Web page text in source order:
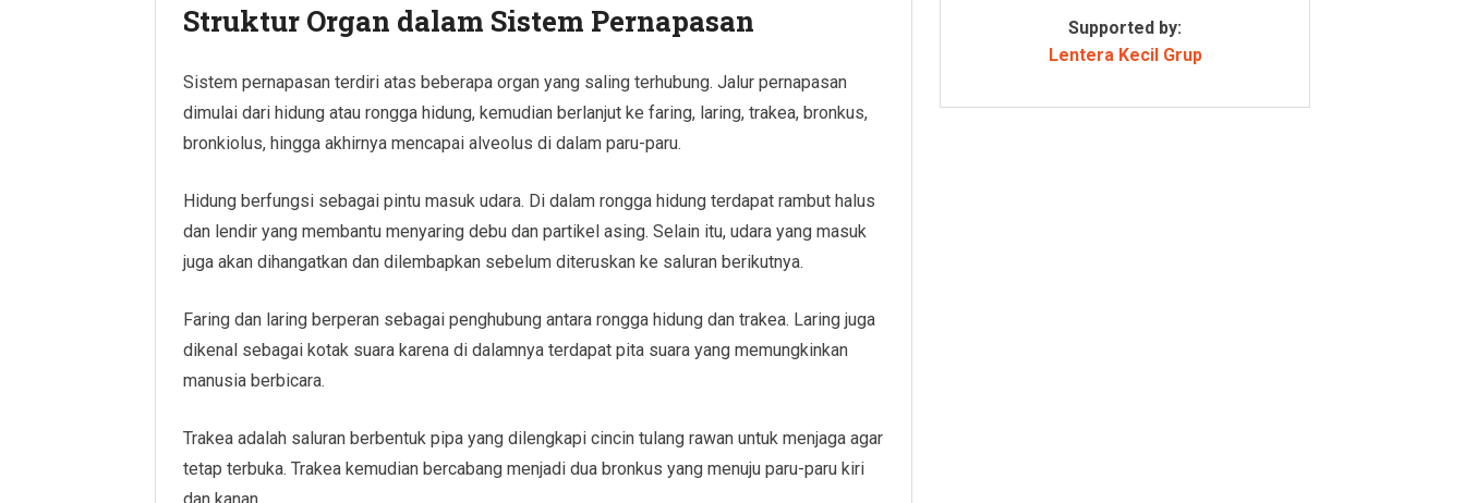
Struktur Organ dalam Sistem Pernapasan
Sistem pernapasan terdiri atas beberapa organ yang saling terhubung. Jalur pernapasan
dimulai dari hidung atau rongga hidung, kemudian berlanjut ke faring, laring, trakea, bronkus,
bronkiolus, hingga akhirnya mencapai alveolus di dalam paru-paru.
Hidung berfungsi sebagai pintu masuk udara. Di dalam rongga hidung terdapat rambut halus
dan lendir yang membantu menyaring debu dan partikel asing. Selain itu, udara yang masuk
juga akan dihangatkan dan dilembapkan sebelum diteruskan ke saluran berikutnya.
Faring dan laring berperan sebagai penghubung antara rongga hidung dan trakea. Laring juga
dikenal sebagai kotak suara karena di dalamnya terdapat pita suara yang memungkinkan
manusia berbicara.
Trakea adalah saluran berbentuk pipa yang dilengkapi cincin tulang rawan untuk menjaga agar
tetap terbuka. Trakea kemudian bercabang menjadi dua bronkus yang menuju paru-paru kiri
Supported by:
Lentera Kecil Grup